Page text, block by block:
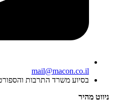
mail@macon.co.il
בסיוע משרד התרבות
ניווט מהיר